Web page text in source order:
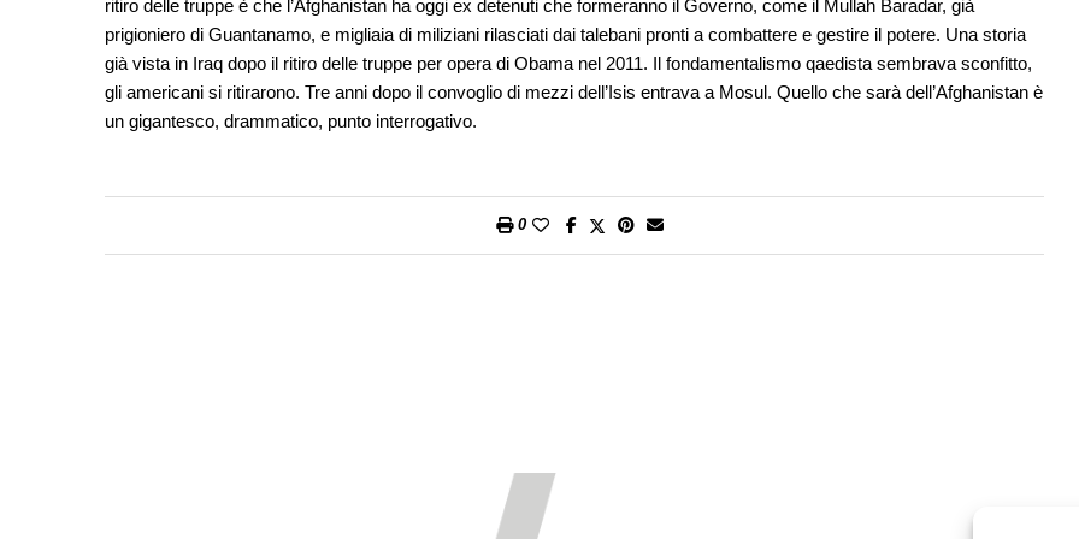
ritiro delle truppe è che l’Afghanistan ha oggi ex detenuti che formeranno il Governo, come il Mullah Baradar, già
prigioniero di Guantanamo, e migliaia di miliziani rilasciati dai talebani pronti a combattere e gestire il potere. Una storia
già vista in Iraq dopo il ritiro delle truppe per opera di Obama nel 2011. Il fondamentalismo qaedista sembrava sconfitto,
gli americani si ritirarono. Tre anni dopo il convoglio di mezzi dell’Isis entrava a Mosul. Quello che sarà dell’Afghanistan è
un gigantesco, drammatico, punto interrogativo.
0